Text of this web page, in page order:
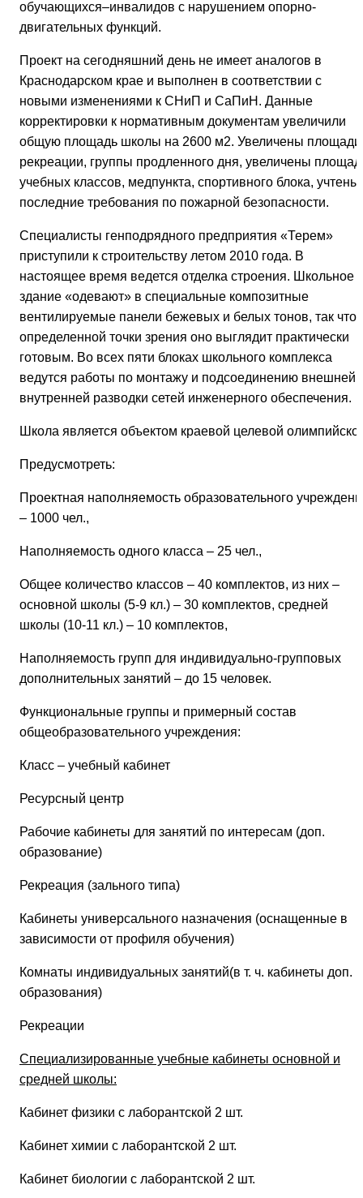
обучающихся–инвалидов с нарушением опорно-
двигательных функций.
Проект на сегодняшний день не имеет аналогов в
Краснодарском крае и выполнен в соответствии с
новыми изменениями к СНиП и СаПиН. Данные
корректировки к нормативным документам увеличили
общую площадь школы на 2600 м2. Увеличены площади
рекреации, группы продленного дня, увеличены
учебных классов, медпункта, спортивного блока, учтены
последние требования по пожарной безопасности.
Специалисты генподрядного предприятия «Терем»
приступили к строительству летом 2010 года. В
настоящее время ведется отделка строения. Школьное
здание «одевают» в специальные композитные
вентилируемые панели бежевых и белых тонов, так что
определенной точки зрения оно выглядит практически
готовым. Во всех пяти блоках школьного комплекса
ведутся работы по монтажу и подсоединению внешней
внутренней разводки сетей инженерного обеспечения.
Школа является объектом краевой целевой
Предусмотреть:
Проектная наполняемость образовательного
– 1000 чел.,
Наполняемость одного класса – 25 чел.,
Общее количество классов – 40 комплектов, из них –
основной школы (5-9 кл.) – 30 комплектов, средней
школы (10-11 кл.) – 10 комплектов,
Наполняемость групп для индивидуально-групповых
дополнительных занятий – до 15 человек.
Функциональные группы и примерный состав
общеобразовательного учреждения:
Класс – учебный кабинет
Ресурсный центр
Рабочие кабинеты для занятий по интересам (доп.
образование)
Рекреация (зального типа)
Кабинеты универсального назначения (оснащенные в
зависимости от профиля обучения)
Комнаты индивидуальных занятий(в т. ч. кабинеты доп.
образования)
Рекреации
Специализированные учебные кабинеты основной и
средней школы:
Кабинет физики с лаборантской 2 шт.
Кабинет химии с лаборантской 2 шт.
Кабинет биологии с лаборантской 2 шт.